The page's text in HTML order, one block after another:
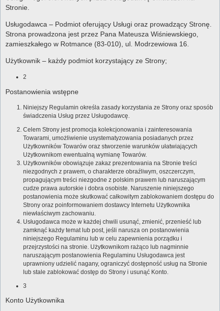
Stronie.
Usługodawca – Podmiot oferujący Usługi oraz prowadzący Stronę.
Strona prowadzona jest przez Pana Mateusza Wiśniewskiego,
zamieszkałego w Rotmance (83-010), ul. Modrzewiowa 16.
Użytkownik – każdy podmiot korzystający ze Strony;
2
Postanowienia wstępne
Niniejszy Regulamin określa zasady korzystania ze Strony oraz sposób
świadczenia Usług przez Usługodawcę.
Celem Strony jest promocja kolekcjonowania i zainteresowania
Towarami, umożliwienie usystematyzowania posiadanych przez
Użytkowników Towarów oraz stworzenie warunków ułatwiających
Użytkownikom ewentualną wymianę Towarów.
Użytkowników obowiązuje zakaz prezentowania na Stronie treści
niezgodnych z prawem, o charakterze obraźliwym, oszczerczym,
propagującym treści niezgodne z polskim prawem lub naruszającym
cudze prawa autorskie i dobra osobiste. Naruszenie niniejszego
postanowienia może skutkować całkowitym zablokowaniem dostępu do
Strony oraz poinformowaniem dostawcy Internetu Użytkownika
niewłaściwym zachowaniu.
Usługodawca może w każdej chwili usunąć, zmienić, przenieść lub
zamknąć każdy temat lub post, jeśli narusza on postanowienia
niniejszego Regulaminu lub w celu zapewnienia porządku i
przejrzystości na stronie. Użytkownikom rażąco lub nagminnie
naruszającym postanowienia Regulaminu Usługodawca jest
uprawniony udzielić nagany, ograniczyć dostępność usług na Stronie
lub stale zablokować dostęp do Strony i usunąć Konto.
3
Konto Użytkownika